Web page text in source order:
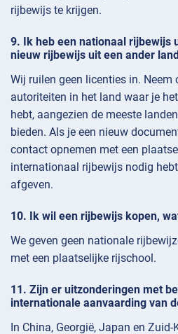
rijbewijs te krijgen.
Ik heb een nationaal rijbewijs
nieuw rijbewijs uit een ander
Wij ruilen geen licenties in.
autoriteiten in het land waar je
hebt, aangezien de meeste
bieden. Als je een nieuw
contact opnemen met een
internationaal rijbewijs nodig
afgeven.
Ik wil een rijbewijs kopen,
We geven geen nationale
met een plaatselijke rijschool.
Zijn er uitzonderingen met
internationale aanvaarding van
In China, Georgië, Japan en